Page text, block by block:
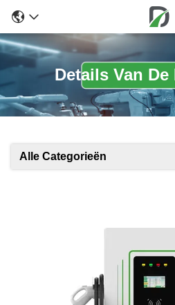
Details Van
Alle Categorieën